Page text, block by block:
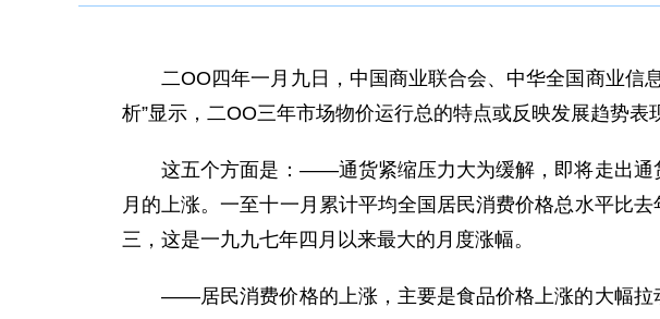
二OO四年一月九日，中国商业联合会、中华全国商业信
析”显示，二OO三年市场物价运行总的特点或反映发展趋势表
这五个方面是：——通货紧缩压力大为缓解，即将走出通
月的上涨。一至十一月累计平均全国居民消费价格总水平比
三，这是一九九七年四月以来最大的月度涨幅。
——居民消费价格的上涨，主要是食品价格上涨的大幅拉